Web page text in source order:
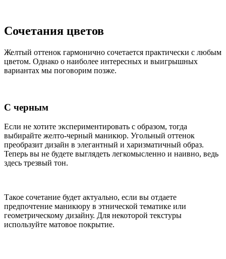
Сочетания цветов
Желтый оттенок гармонично сочетается практически с любым
цветом. Однако о наиболее интересных и выигрышных
вариантах мы поговорим позже.
С черным
Если не хотите экспериментировать с образом, тогда
выбирайте желто-черный маникюр. Угольный оттенок
преобразит дизайн в элегантный и харизматичный образ.
Теперь вы не будете выглядеть легкомысленно и наивно, ведь
здесь трезвый тон.
Такое сочетание будет актуально, если вы отдаете
предпочтение маникюру в этнической тематике или
геометрическому дизайну. Для некоторой текстуры
используйте матовое покрытие.